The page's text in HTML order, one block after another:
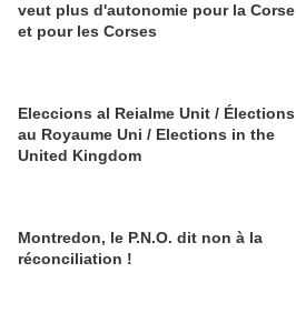
veut plus d'autonomie pour la Corse
et pour les Corses
Eleccions al Reialme Unit / Élections
au Royaume Uni / Elections in the
United Kingdom
Montredon, le P.N.O. dit non à la
réconciliation !